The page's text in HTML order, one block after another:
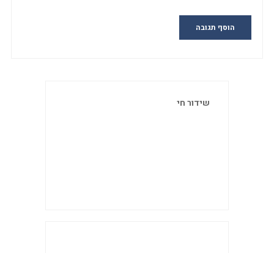
שידור חי